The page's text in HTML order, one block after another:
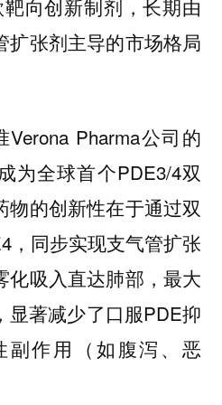
靶向创新制剂，长期由
扩张剂主导的市场格局
Pharma公司的
为全球首个PDE3/4双
物的创新性在于通过双
，同步实现支气管扩张
化吸入直达肺部，最大
显著减少了口服PDE抑
副作用（如腹泻、恶